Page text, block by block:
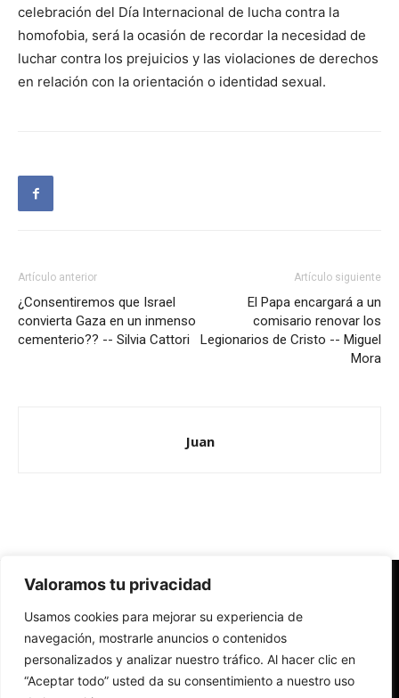
Valoramos tu privacidad
Usamos cookies para mejorar su experiencia de
navegación, mostrarle anuncios o contenidos
personalizados y analizar nuestro tráfico. Al hacer clic en
“Aceptar todo” usted da su consentimiento a nuestro uso
celebración del Día Internacional de lucha contra la
homofobia, será la ocasión de recordar la necesidad de
luchar contra los prejuicios y las violaciones de derechos
en relación con la orientación o identidad sexual.
Artículo anterior
¿Consentiremos que Israel
convierta Gaza en un inmenso
cementerio?? -- Silvia Cattori
Artículo siguiente
El Papa encargará a un
comisario renovar los
Legionarios de Cristo -- Miguel
Mora
Juan
Redes Cristianas
Una mirada alternativa sobre la Iglesia católica y la sociedad
- Colectivos de Redes Cristianas